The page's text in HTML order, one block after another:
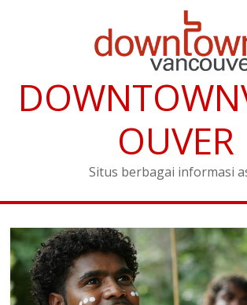
OUVER
Situs berbagai informasi